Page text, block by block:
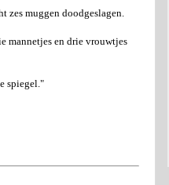
zes muggen doodgeslagen.
mannetjes en drie vrouwtjes
spiegel."